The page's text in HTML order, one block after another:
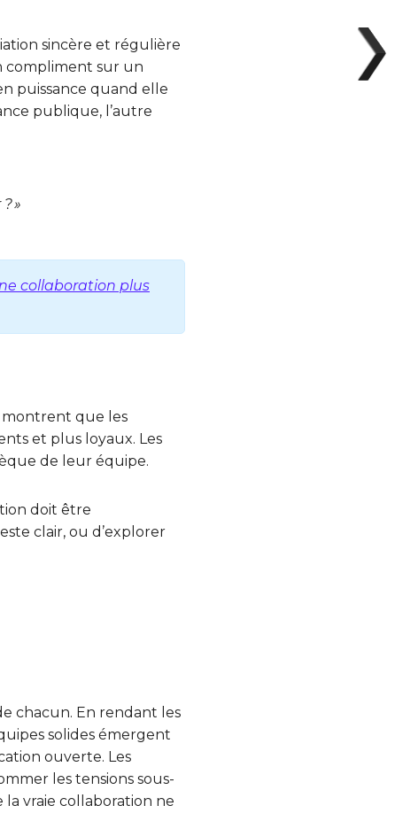
sincère et régulière
compliment sur un
puissance quand elle
publique, l’autre
»
collaboration plus
montrent que les
et plus loyaux. Les
de leur équipe.
doit être
clair, ou d’explorer
chacun. En rendant les
solides émergent
ouverte. Les
les tensions sous-
la vraie collaboration ne